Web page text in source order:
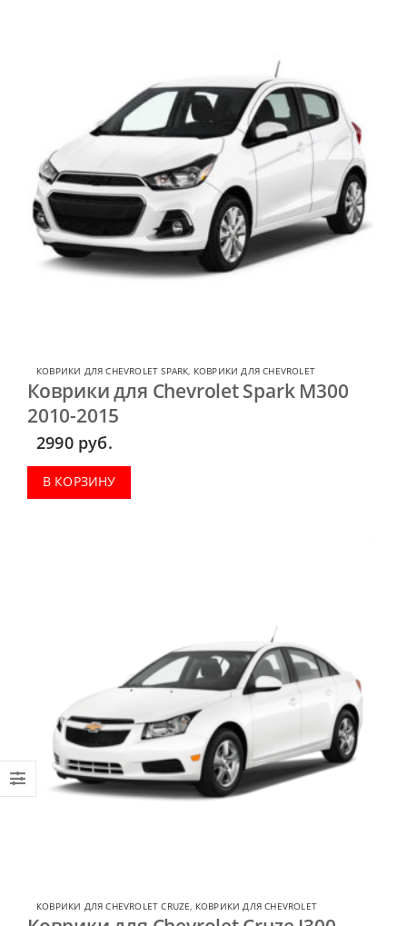
КОВРИКИ ДЛЯ CHEVROLET SPARK КОВРИКИ ДЛЯ CHEVROLET
Коврики для Chevrolet Spark M300
2010-2015
2990 руб.
В КОРЗИНУ
КОВРИКИ ДЛЯ CHEVROLET CRUZE КОВРИКИ ДЛЯ CHEVROLET